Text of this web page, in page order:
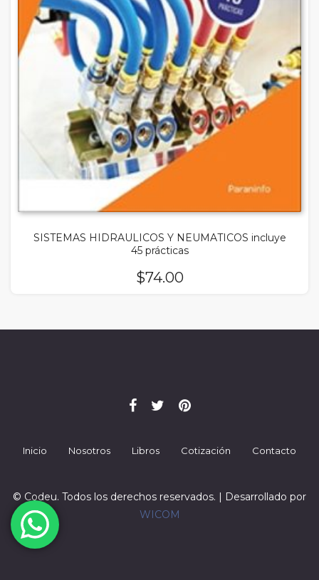
SISTEMAS HIDRAULICOS Y NEUMATICOS incluye
45 prácticas
$74.00
Inicio Nosotros Libros Cotización Contacto
© Codeu. Todos los derechos reservados. | Desarrollado por
WICOM